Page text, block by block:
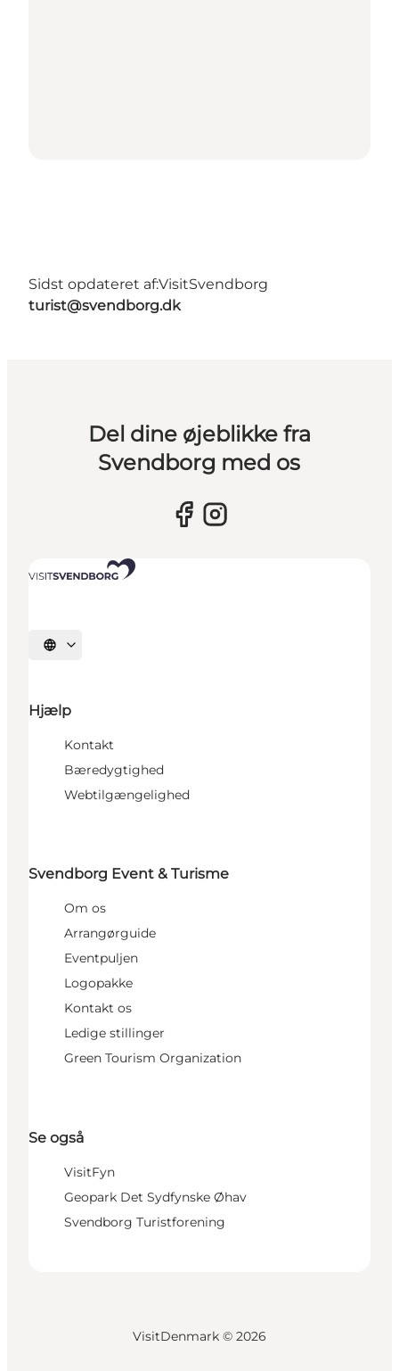
Sidst opdateret af:VisitSvendborg
turist@svendborg.dk
Del dine øjeblikke fra
Svendborg med os
Vælg sprog
Hjælp
Kontakt
Bæredygtighed
Webtilgængelighed
Svendborg Event & Turisme
Om os
Arrangørguide
Eventpuljen
Logopakke
Kontakt os
Ledige stillinger
Green Tourism Organization
Se også
VisitFyn
Geopark Det Sydfynske Øhav
Svendborg Turistforening
VisitDenmark © 2026